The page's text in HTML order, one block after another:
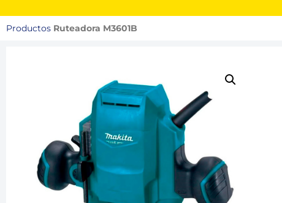
Productos Ruteadora M3601B